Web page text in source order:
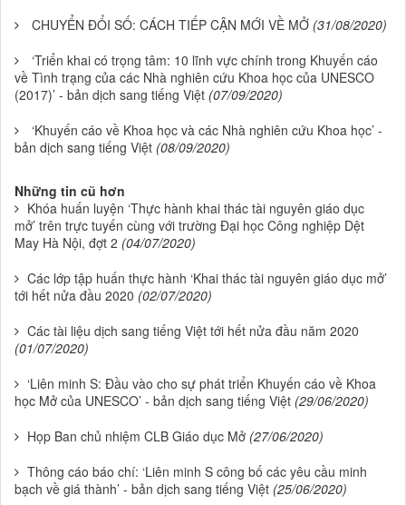
CHUYỂN ĐỔI SỐ: CÁCH TIẾP CẬN MỚI VỀ MỞ (31/08/2020)
‘Triển khai có trọng tâm: 10 lĩnh vực chính trong Khuyến cáo
về Tình trạng của các Nhà nghiên cứu Khoa học của UNESCO
(2017)’ - bản dịch sang tiếng Việt (07/09/2020)
‘Khuyến cáo về Khoa học và các Nhà nghiên cứu Khoa học’ -
bản dịch sang tiếng Việt (08/09/2020)
Những tin cũ hơn
Khóa huấn luyện ‘Thực hành khai thác tài nguyên giáo dục
mở’ trên trực tuyến cùng với trường Đại học Công nghiệp Dệt
May Hà Nội, đợt 2 (04/07/2020)
Các lớp tập huấn thực hành ‘Khai thác tài nguyên giáo dục mở’
tới hết nửa đầu 2020 (02/07/2020)
Các tài liệu dịch sang tiếng Việt tới hết nửa đầu năm 2020
(01/07/2020)
‘Liên minh S: Đầu vào cho sự phát triển Khuyến cáo về Khoa
học Mở của UNESCO’ - bản dịch sang tiếng Việt (29/06/2020)
Họp Ban chủ nhiệm CLB Giáo dục Mở (27/06/2020)
Thông cáo báo chí: ‘Liên minh S công bố các yêu cầu minh
bạch về giá thành’ - bản dịch sang tiếng Việt (25/06/2020)